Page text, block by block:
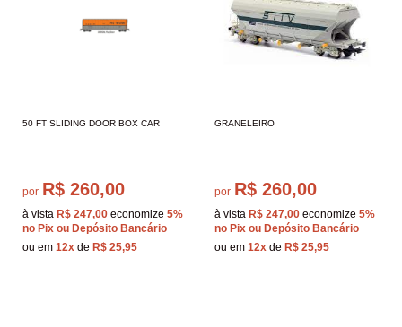
50 FT SLIDING DOOR BOX CAR
por R$ 260,00
à vista R$ 247,00 economize 5%
no Pix ou Depósito Bancário
ou em 12x de R$ 25,95
GRANELEIRO
por R$ 260,00
à vista R$ 247,00 economize 5%
no Pix ou Depósito Bancário
ou em 12x de R$ 25,95